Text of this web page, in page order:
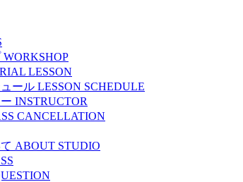
LESSON
ール LESSON SCHEDULE
INSTRUCTOR
CANCELLATION
ABOUT STUDIO